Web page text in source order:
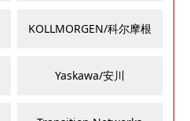
KOLLMORGEN/科尔摩根
Yaskawa/安川